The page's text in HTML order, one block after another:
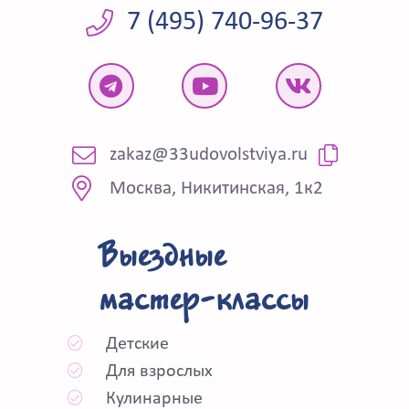
7 (495) 740-96-37
zakaz@33udovolstviya.ru
Москва, Никитинская, 1к2
Выездные
мастер-классы
Детские
Для взрослых
Кулинарные